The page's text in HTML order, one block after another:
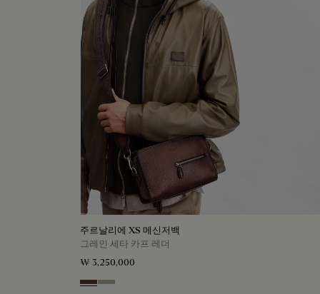
주르날리에 XS 메신저백
그레인 세타 카프 레더
₩ 3,250,000
Soft Brown
Light Kaki